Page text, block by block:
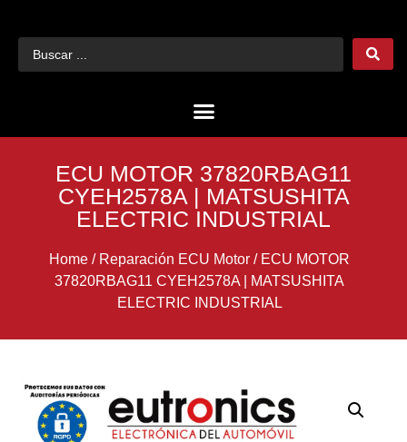
ECU MOTOR 37820RBAG11
CYEH2578A | MATSUSHITA
ELECTRIC INDUSTRIAL
Home / Reparación ECU Motor / ECU MOTOR
37820RBAG11 CYEH2578A | MATSUSHITA
ELECTRIC INDUSTRIAL